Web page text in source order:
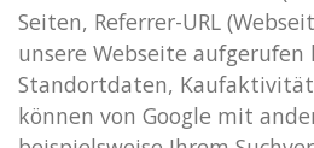
Seiten, Referrer-URL
unsere Webseite aufgerufen
Standortdaten,
können von Google mit